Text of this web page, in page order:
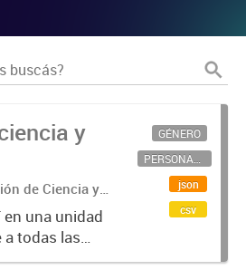
y
de Ciencia y
en una unidad
todas las
GÉNERO
PERSONAL CIENTÍFICO-TECNOLÓGICO
json
csv